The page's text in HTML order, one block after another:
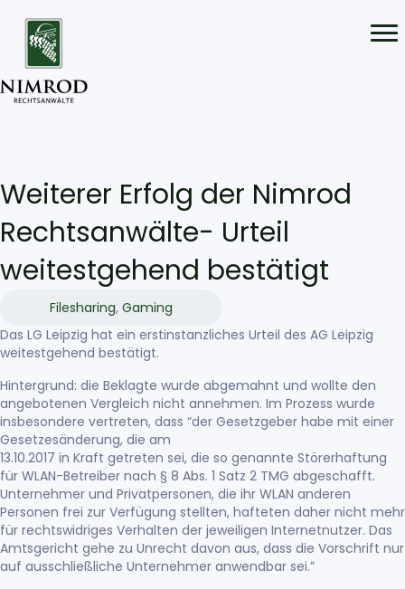
Weiterer Erfolg der Nimrod
Rechtsanwälte- Urteil
weitestgehend bestätigt
Filesharing, Gaming
Das LG Leipzig hat ein erstinstanzliches Urteil des AG Leipzig
weitestgehend bestätigt.
Hintergrund: die Beklagte wurde abgemahnt und wollte den
angebotenen Vergleich nicht annehmen. Im Prozess wurde
insbesondere vertreten, dass “der Gesetzgeber habe mit einer
Gesetzesänderung, die am
13.10.2017 in Kraft getreten sei, die so genannte Störerhaftung
für WLAN-Betreiber nach § 8 Abs. 1 Satz 2 TMG abgeschafft.
Unternehmer und Privatpersonen, die ihr WLAN anderen
Personen frei zur Verfügung stellten, hafteten daher nicht mehr
für rechtswidriges Verhalten der jeweiligen Internetnutzer. Das
Amtsgericht gehe zu Unrecht davon aus, dass die Vorschrift nur
auf ausschließliche Unternehmer anwendbar sei.”